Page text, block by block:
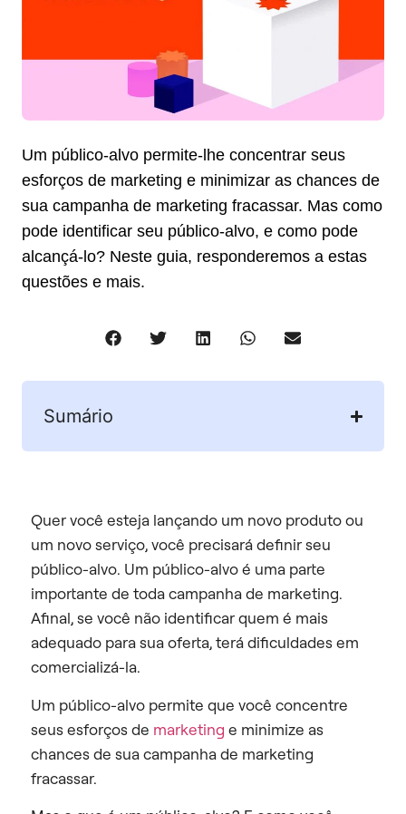
Um público-alvo permite-lhe concentrar seus
esforços de marketing e minimizar as chances de
sua campanha de marketing fracassar. Mas como
pode identificar seu público-alvo, e como pode
alcançá-lo? Neste guia, responderemos a estas
questões e mais.
Sumário
Quer você esteja lançando um novo produto ou
um novo serviço, você precisará definir seu
público-alvo. Um público-alvo é uma parte
importante de toda campanha de marketing.
Afinal, se você não identificar quem é mais
adequado para sua oferta, terá dificuldades em
comercializá-la.
Um público-alvo permite que você concentre
seus esforços de marketing e minimize as
chances de sua campanha de marketing
fracassar.